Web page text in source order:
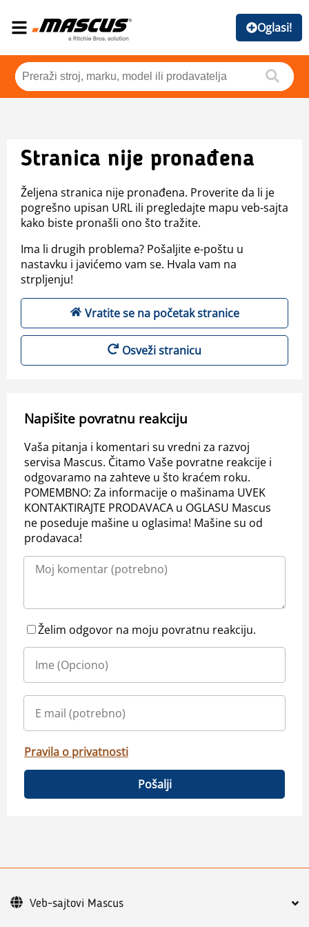
Oglasi!
Stranica nije pronađena
Željena stranica nije pronađena. Proverite da li je
pogrešno upisan URL ili pregledajte mapu veb-sajta
kako biste pronašli ono što tražite.
Ima li drugih problema? Pošaljite e-poštu u
nastavku i javićemo vam se. Hvala vam na
strpljenju!
Vratite se na početak stranice
Osveži stranicu
Napišite povratnu reakciju
Vaša pitanja i komentari su vredni za razvoj
servisa Mascus. Čitamo Vaše povratne reakcije i
odgovaramo na zahteve u što kraćem roku.
POMEMBNO: Za informacije o mašinama UVEK
KONTAKTIRAJTE PRODAVACA u OGLASU Mascus
ne poseduje mašine u oglasima! Mašine su od
prodavaca!
Želim odgovor na moju povratnu reakciju.
Pravila o privatnosti
Pošalji
Veb-sajtovi Mascus